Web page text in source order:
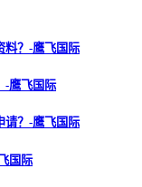
料？-鹰飞国际
-鹰飞国际
请？-鹰飞国际
国际